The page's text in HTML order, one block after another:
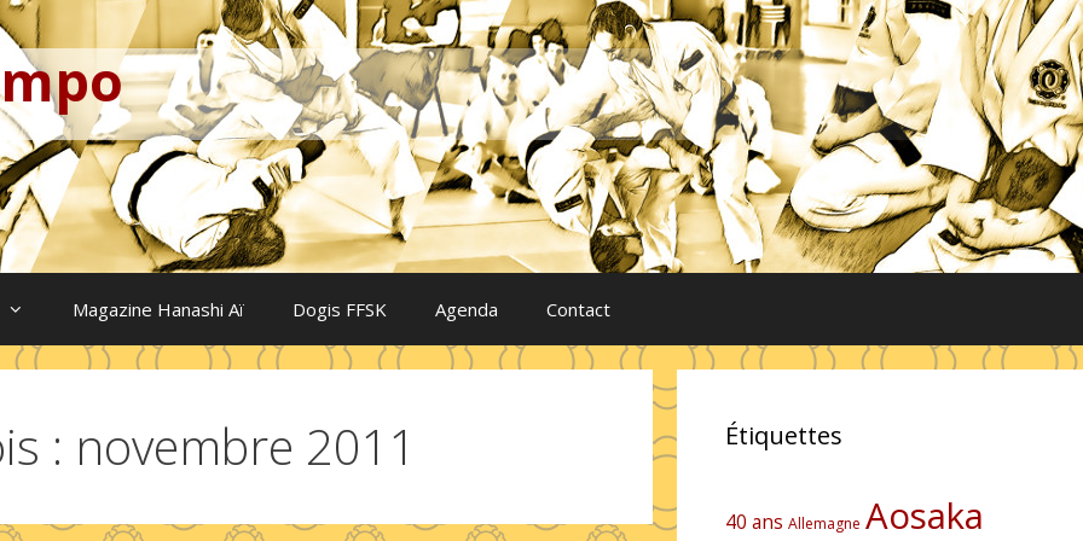
Magazine Hanashi Aï Dogis FFSK Agenda Contact
: novembre 2011 Étiquettes
40 ans Allemagne Aosaka